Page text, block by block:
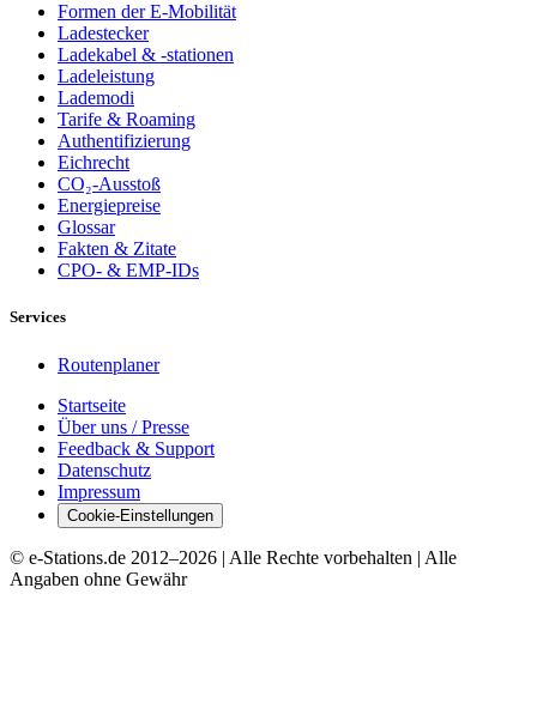
Formen der E-Mobilität
Ladestecker
Ladekabel & -stationen
Ladeleistung
Lademodi
Tarife & Roaming
Authentifizierung
Eichrecht
CO₂-Ausstoß
Energiepreise
Glossar
Fakten & Zitate
CPO- & EMP-IDs
Services
Routenplaner
Startseite
Über uns / Presse
Feedback & Support
Datenschutz
Impressum
Cookie-Einstellungen
© e-Stations.de 2012–2026 | Alle Rechte vorbehalten | Alle
Angaben ohne Gewähr